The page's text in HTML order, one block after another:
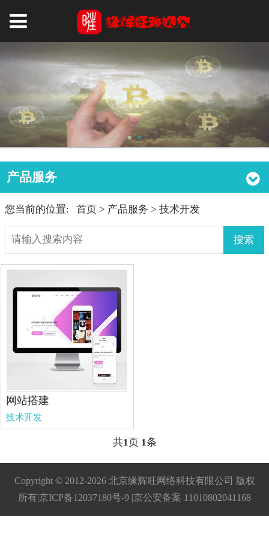
产品服务
您当前的位置:首页 > 产品服务>技术开发
搜索
网站搭建
技术开发
共1页 1条
Copyright © 2012-2026 北京缘辉旺网络科技有限公司 版权
所有|京ICP备12037180号-9 |京公安备案 11010802041168